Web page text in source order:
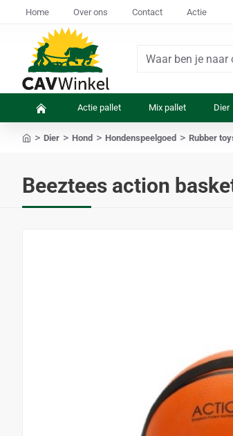
Home Over ons Contact Actie
Waar
Actie pallet Mix pallet Dier
Beeztees action
Dier Hond Hondenspeelgoed Rubber